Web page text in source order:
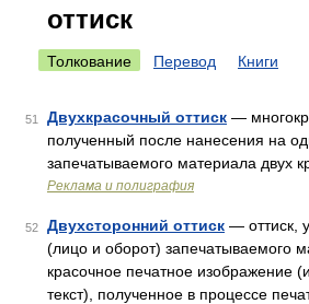
оттиск
Толкование Перевод Книги
51 Двухкрасочный оттиск —
полученный после нанесения на
запечатываемого материала двух
Реклама и полиграфия
52 Двухсторонний оттиск — оттиск,
(лицо и оборот) запечатываемого
красочное печатное изображение
текст), полученное в процессе